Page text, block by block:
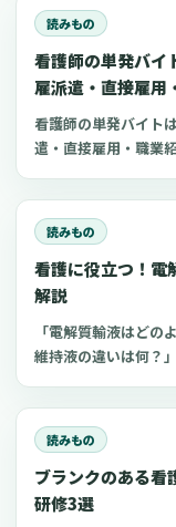
読みもの
看護師の単発バイ
雇派遣・直接雇用
看護師の単発バイト
遣・直接雇用・職業
点も整理します。
読みもの
看護に役立つ！電
解説
「電解質輸液はどの
維持液の違いは何？
類は多く、看護師が
するのは難しいもの
質輸液の種類と違い
読みもの
ブランクのある看
研修3選